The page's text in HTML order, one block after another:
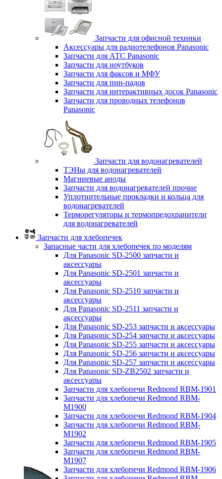
Запчасти для офисной техники
Аксессуары для радиотелефонов Panasonic
Запчасти для АТС Panasonic
Запчасти для ноутбуков
Запчасти для факсов и МФУ
Запчасти для пин-падов
Запчасти для интерактивных досок Panasonic
Запчасти для проводных телефонов
Panasonic
Запчасти для водонагревателей
ТЭНы для водонагревателей
Магниевые аноды
Запчасти для водонагревателей прочие
Уплотнительные прокладки и кольца для
водонагревателей
Терморегуляторы и термопредохранители
для водонагревателей
Запчасти для хлебопечек
Запасные части для хлебопечек по моделям
Для Panasonic SD-2500 запчасти и
аксессуары
Для Panasonic SD-2501 запчасти и
аксессуары
Для Panasonic SD-2510 запчасти и
аксессуары
Для Panasonic SD-2511 запчасти и
аксессуары
Для Panasonic SD-253 запчасти и аксессуары
Для Panasonic SD-254 запчасти и аксессуары
Для Panasonic SD-255 запчасти и аксессуары
Для Panasonic SD-256 запчасти и аксессуары
Для Panasonic SD-257 запчасти и аксессуары
Для Panasonic SD-ZB2502 запчасти и
аксессуары
Запчасти для хлебопечи Redmond RBM-1901
Запчасти для хлебопечи Redmond RBM-
M1900
Запчасти для хлебопечи Redmond RBM-1904
Запчасти для хлебопечи Redmond RBM-
M1902
Запчасти для хлебопечи Redmond RBM-1905
Запчасти для хлебопечи Redmond RBM-
M1907
Запчасти для хлебопечи Redmond RBM-1906